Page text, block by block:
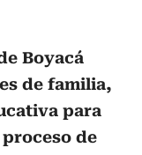
Boyacá
de familia,
para
de